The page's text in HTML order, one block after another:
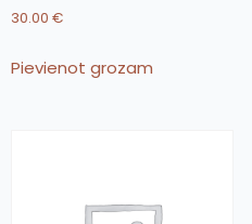
30.00 €
Pievienot grozam